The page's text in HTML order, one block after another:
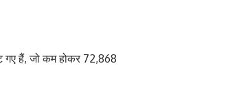
गए हैं, जो कम होकर 72,868